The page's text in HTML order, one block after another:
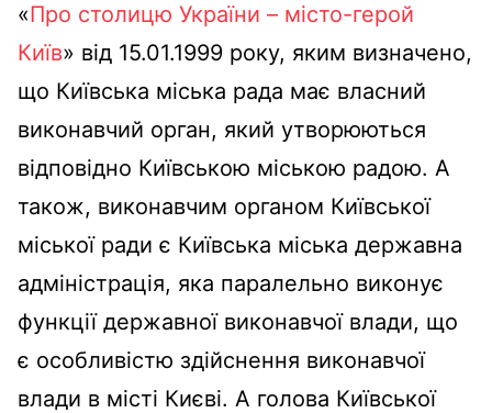
«Про столицю України – місто-герой
Київ» від 15.01.1999 року, яким визначено,
що Київська міська рада має власний
виконавчий орган, який утворюються
відповідно Київською міською радою. А
також, виконавчим органом Київської
міської ради є Київська міська державна
адміністрація, яка паралельно виконує
функції державної виконавчої влади, що
є особливістю здійснення виконавчої
влади в місті Києві. А голова Київської